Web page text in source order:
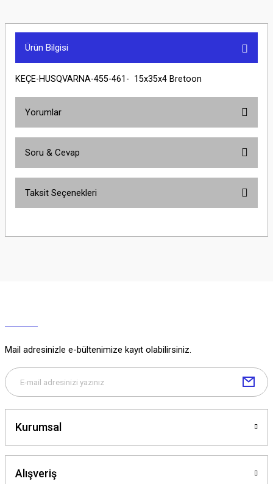
Ürün Bilgisi
KEÇE-HUSQVARNA-455-461- 15x35x4 Bretoon
Yorumlar
Soru & Cevap
Soru Sor
Taksit Seçenekleri
Mail adresinizle e-bültenimize kayıt olabilirsiniz.
Kurumsal
Alışveriş